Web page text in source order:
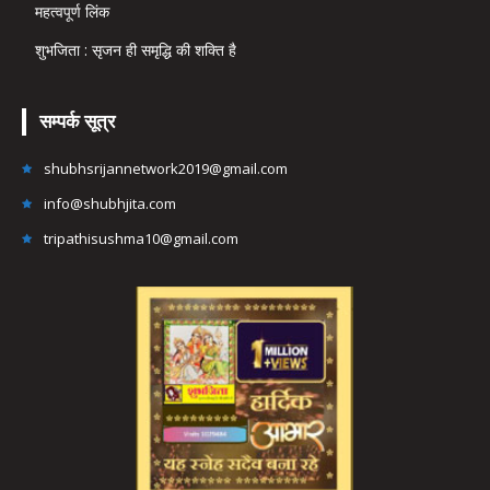
महत्वपूर्ण लिंक
शुभजिता : सृजन ही समृद्धि की शक्ति है
सम्पर्क सूत्र
shubhsrijannetwork2019@gmail.com
info@shubhjita.com
tripathisushma10@gmail.com